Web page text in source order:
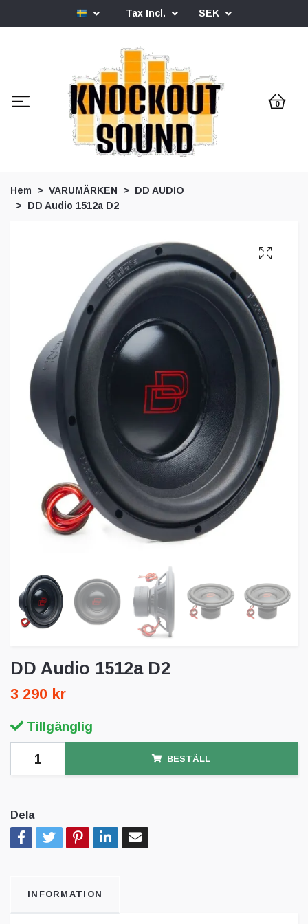
Tax Incl. SEK
0
Hem VARUMÄRKEN
DD AUDIO
DD Audio 1512a D2
DD Audio 1512a D2
3 290 kr
Tillgänglig
BESTÄLL
Dela
INFORMATION